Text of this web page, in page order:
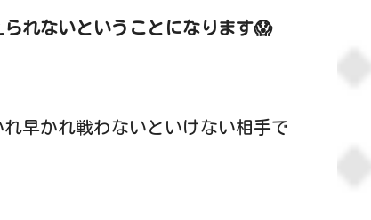
れないということになります😱
早かれ戦わないといけない相手で